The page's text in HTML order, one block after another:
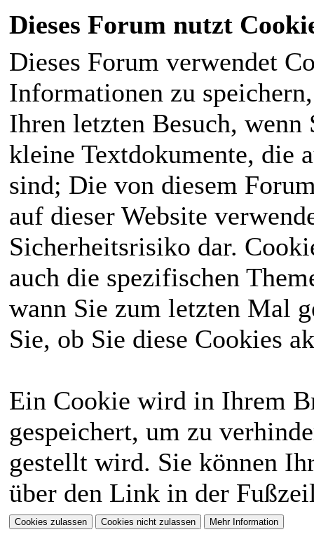
Dieses Forum nutzt
Dieses Forum verwendet
Informationen zu
Ihren letzten Besuch,
kleine Textdokumente, die
sind; Die von diesem
auf dieser Website
Sicherheitsrisiko dar.
auch die spezifischen
wann Sie zum letzten Mal
Sie, ob Sie diese Cookies
Ein Cookie wird in Ihrem
gespeichert, um zu
gestellt wird. Sie können
über den Link in der